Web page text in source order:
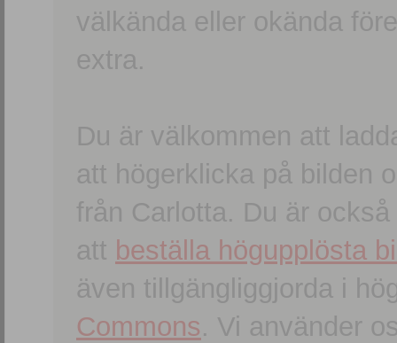
välkända eller okända
extra.
Du är välkommen att
att högerklicka på bilden
från Carlotta. Du är
att beställa högupplösta
även tillgängliggjorda i
Commons. Vi använder